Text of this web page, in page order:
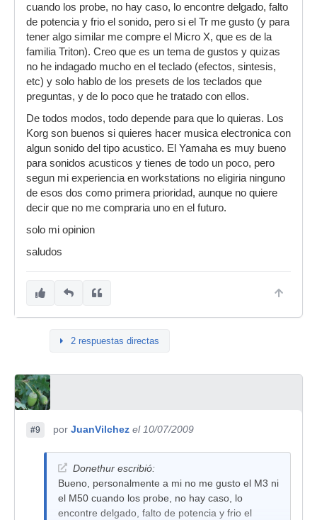
cuando los probe, no hay caso, lo encontre delgado, falto
de potencia y frio el sonido, pero si el Tr me gusto (y para
tener algo similar me compre el Micro X, que es de la
familia Triton). Creo que es un tema de gustos y quizas
no he indagado mucho en el teclado (efectos, sintesis,
etc) y solo hablo de los presets de los teclados que
preguntas, y de lo poco que he tratado con ellos.
De todos modos, todo depende para que lo quieras. Los
Korg son buenos si quieres hacer musica electronica con
algun sonido del tipo acustico. El Yamaha es muy bueno
para sonidos acusticos y tienes de todo un poco, pero
segun mi experiencia en workstations no eligiria ninguno
de esos dos como primera prioridad, aunque no quiere
decir que no me compraria uno en el futuro.
solo mi opinion
saludos
2 respuestas directas
#9 por JuanVilchez el 10/07/2009
Donethur escribió:
Bueno, personalmente a mi no me gusto el M3 ni
el M50 cuando los probe, no hay caso, lo
encontre delgado, falto de potencia y frio el